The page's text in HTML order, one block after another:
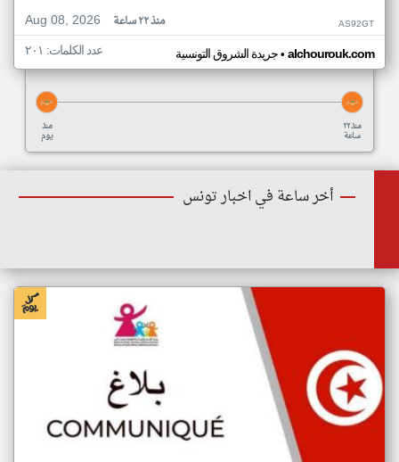
Aug 08, 2026
منذ ٢٢ ساعة AS92GT
جريدة الشروق التونسية• alchourouk.com عدد الكلمات: ٢٠١
منذ
يوم
منذ ٢٢
ساعة
أخر ساعة في اخبار تونس